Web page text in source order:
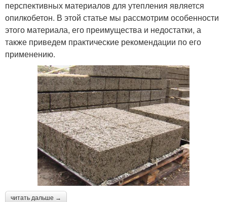
перспективных материалов для утепления является
опилкобетон. В этой статье мы рассмотрим особенности
этого материала, его преимущества и недостатки, а
также приведем практические рекомендации по его
применению.
читать дальше →